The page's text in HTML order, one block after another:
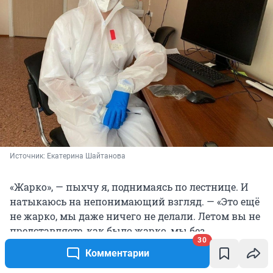
Комментарии
30
Источник: Екатерина Шайтанова
«Жарко», — пыхчу я, поднимаясь по лестнице. И
натыкаюсь на непонимающий взгляд. — «Это ещё
не жарко, мы даже ничего не делали. Летом вы не
представляете, как было жарко, мы без
бюстгальтеров заходили. Однажды в
операционной смотрим, лужа. Что такое? А